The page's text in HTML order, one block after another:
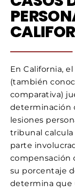
En California,
(también
comparativa)
determinación
lesiones
tribunal
parte
compensación
su porcentaje
determina que